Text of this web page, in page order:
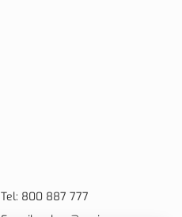
Tel: 800 887 777